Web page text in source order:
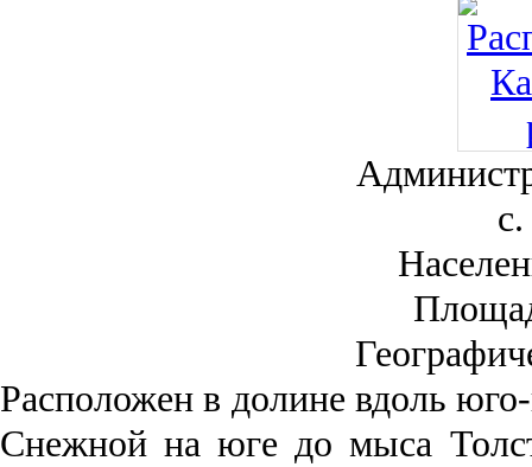
Рас­положен в долине вдоль
Снежной на юге до мыса